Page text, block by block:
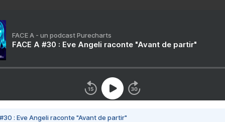
FACE A - un podcast Purecharts
FACE A #30 : Eve Angeli raconte "Avant de partir"
#30 : Eve Angeli raconte "Avant de partir"